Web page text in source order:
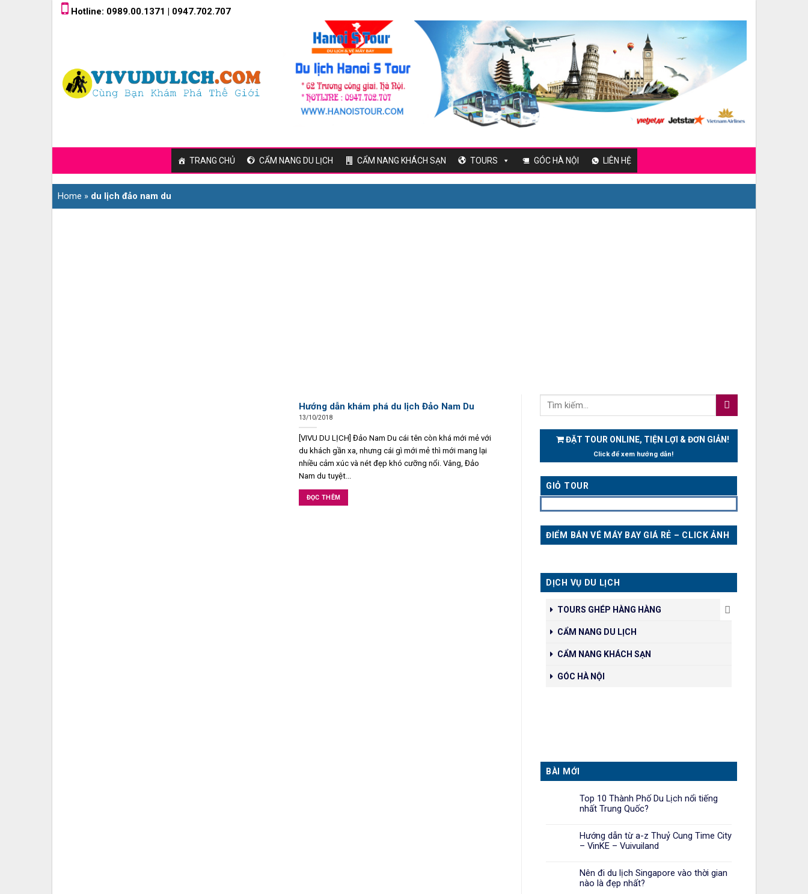
Skip Hotline: 0989.00.1371 | 0947.702.707
TRANG CHỦ CẨM NANG DU LỊCH CẨM NANG KHÁCH SẠN TOURS GÓC HÀ NỘI LIÊN HỆ
Home » du lịch đảo nam du
Hướng dẫn khám phá du lịch Đảo Nam Du
13/10/2018
[VIVU DU LỊCH] Đảo Nam Du cái tên còn khá mới mẻ với
du khách gần xa, nhưng cái gì mới mẻ thì mới mang lại
nhiều cảm xúc và nét đẹp khó cưỡng nổi. Vâng, Đảo
Nam du tuyệt...
ĐỌC THÊM
ĐẶT TOUR ONLINE, TIỆN LỢI & ĐƠN GIẢN!
Click để xem hướng dẫn!
GIỎ TOUR
ĐIỂM BÁN VÉ MÁY BAY GIÁ RẺ – CLICK ẢNH
DỊCH VỤ DU LỊCH
TOURS GHÉP HÀNG HÀNG
CẨM NANG DU LỊCH
CẨM NANG KHÁCH SẠN
GÓC HÀ NỘI
BÀI MỚI
Top 10 Thành Phố Du Lịch nổi tiếng
nhất Trung Quốc?
Hướng dẫn từ a-z Thuỷ Cung Time City
– VinKE – Vuivuiland
Nên đi du lịch Singapore vào thời gian
nào là đẹp nhất?